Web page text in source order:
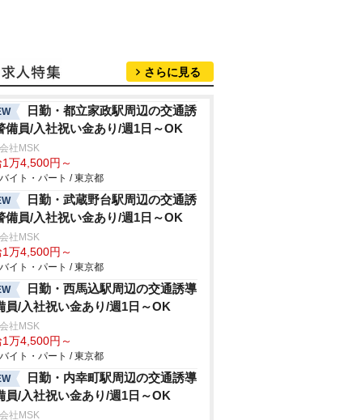
さらに見る
日勤・都立家政駅周辺の交通誘
備員/入社祝い金あり/週1日～OK
社MSK
1万4,500円～
イト・パート / 東京都
日勤・武蔵野台駅周辺の交通誘
備員/入社祝い金あり/週1日～OK
社MSK
1万4,500円～
イト・パート / 東京都
日勤・西馬込駅周辺の交通誘導
員/入社祝い金あり/週1日～OK
社MSK
1万4,500円～
イト・パート / 東京都
日勤・内幸町駅周辺の交通誘導
員/入社祝い金あり/週1日～OK
社MSK